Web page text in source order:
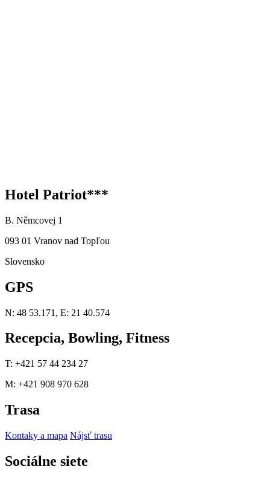
Hotel Patriot***
B. Němcovej 1
093 01 Vranov nad Topľou
Slovensko
GPS
N: 48 53.171, E: 21 40.574
Recepcia, Bowling, Fitness
T: +421 57 44 234 27
M: +421 908 970 628
Trasa
Kontaky a mapa Nájsť trasu
Sociálne siete